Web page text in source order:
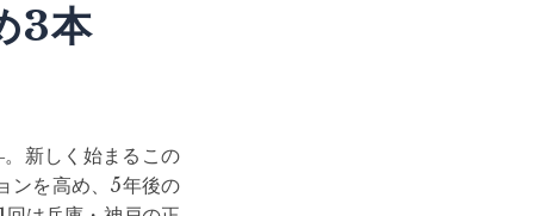
3本
新しく始まるこの
ンを高め、5年後の